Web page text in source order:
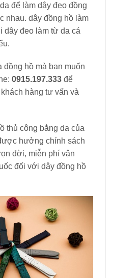
để làm dây đeo đồng
nhau. dây đồng hồ làm
dây đeo làm từ da cá
đồng hồ mà bạn muốn
0915.197.333 để
hàng tư vấn và
thủ công bằng da của
hưởng chính sách
đời, miễn phí vận
đối với dây đồng hồ